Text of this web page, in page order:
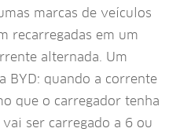
marcas de veículos
recarregadas em um
alternada. Um
BYD: quando a corrente
que o carregador tenha
ser carregado a 6 ou